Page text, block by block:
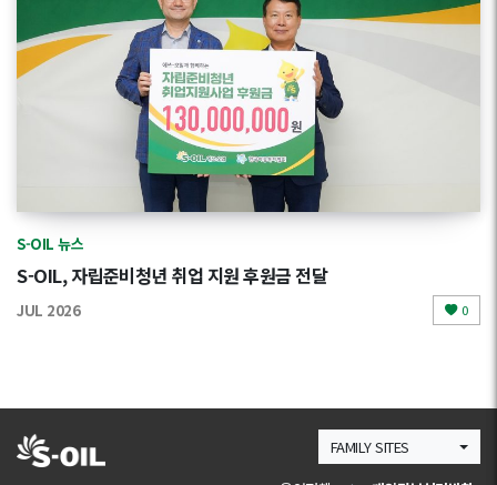
S-OIL 뉴스
S-OIL, 자립준비청년 취업 지원 후원금 전달
JUL 2026 0
FAMILY SITES